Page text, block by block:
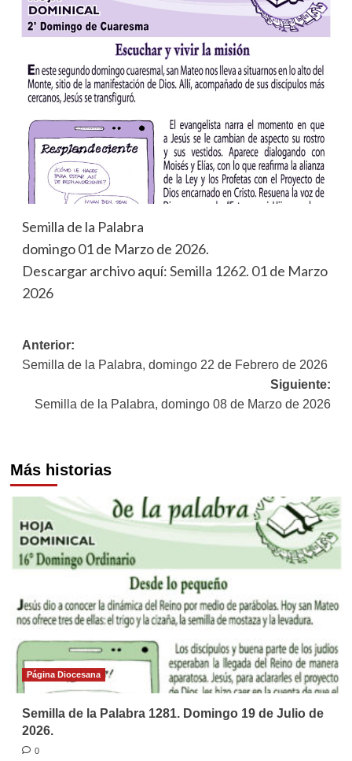
Semilla de la Palabra
domingo 01 de Marzo de 2026.
Descargar archivo aquí:Semilla 1262. 01 de Marzo
2026
Navegación
de
entradas
Anterior:
Semilla de la Palabra, domingo 22 de Febrero de 2026
Siguiente:
Semilla de la Palabra, domingo 08 de Marzo de 2026
Más historias
Página Diocesana
Semilla de la Palabra 1281. Domingo 19 de Julio de
2026.
0